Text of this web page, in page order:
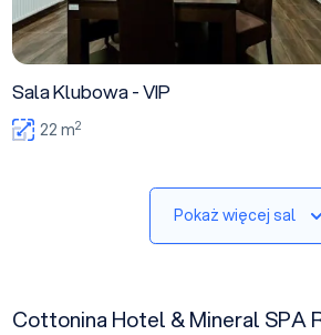
Sala Klubowa - VIP
22 m2
Pokaż więcej sal
Cottonina Hotel & Mineral SPA